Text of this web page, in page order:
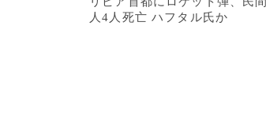
人4人死亡 ハフタル氏か